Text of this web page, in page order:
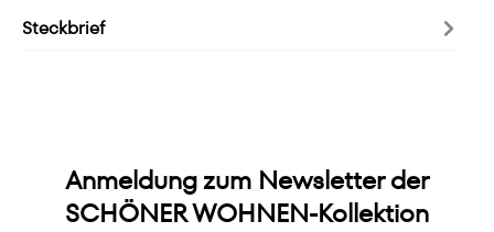
Steckbrief
Anmeldung zum Newsletter der
SCHÖNER WOHNEN-Kollektion